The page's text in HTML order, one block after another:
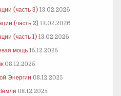
(часть 3) 13.02.2026
(часть 2) 13.02.2026
(часть 1) 13.02.2026
мощь 15.12.2025
08.12.2025
Энергии 08.12.2025
08.12.2025